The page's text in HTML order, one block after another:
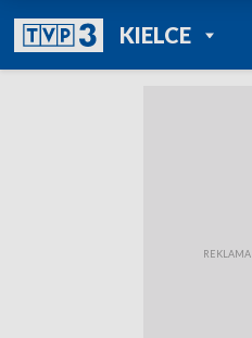
KIELCEPOWRÓT DO
TVP REGIONY